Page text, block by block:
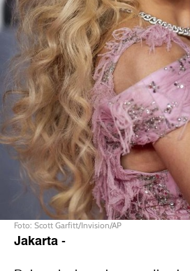
Foto: Scott Garfitt/Invision/AP
Jakarta-